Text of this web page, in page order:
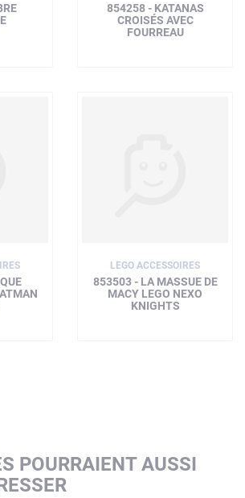
854258 - KATANAS
CROISÉS AVEC
FOURREAU
LEGO ACCESSOIRES
853503 - LA MASSUE DE
MACY LEGO NEXO
KNIGHTS
POURRAIENT AUSSI